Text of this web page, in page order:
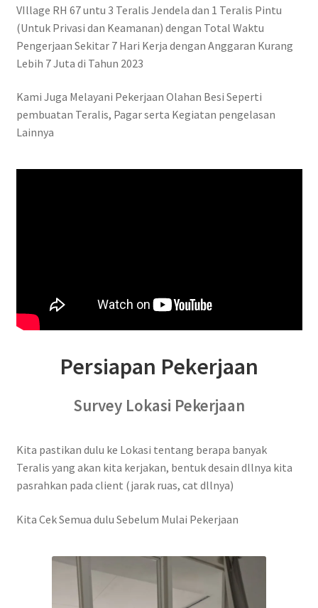
VIllage RH 67 untu 3 Teralis Jendela dan 1 Teralis Pintu
(Untuk Privasi dan Keamanan) dengan Total Waktu
Pengerjaan Sekitar 7 Hari Kerja dengan Anggaran Kurang
Lebih 7 Juta di Tahun 2023
Kami Juga Melayani Pekerjaan Olahan Besi Seperti
pembuatan Teralis, Pagar serta Kegiatan pengelasan
Lainnya
Persiapan Pekerjaan
Survey Lokasi Pekerjaan
Kita pastikan dulu ke Lokasi tentang berapa banyak
Teralis yang akan kita kerjakan, bentuk desain dllnya kita
pasrahkan pada client (jarak ruas, cat dllnya)
Kita Cek Semua dulu Sebelum Mulai Pekerjaan